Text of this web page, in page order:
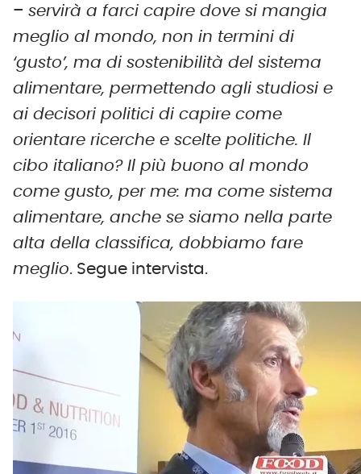
– servirà a farci capire dove si mangia
meglio al mondo, non in termini di
‘gusto’, ma di sostenibilità del sistema
alimentare, permettendo agli studiosi e
ai decisori politici di capire come
orientare ricerche e scelte politiche. Il
cibo italiano? Il più buono al mondo
come gusto, per me: ma come sistema
alimentare, anche se siamo nella parte
alta della classifica, dobbiamo fare
meglio. Segue intervista.